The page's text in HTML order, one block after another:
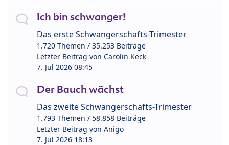
Ich bin schwanger!
Das erste Schwangerschafts-Trimester
1.720 Themen / 35.253 Beiträge
Letzter Beitrag von Carolin Keck
7. Jul 2026 08:45
Der Bauch wächst
Das zweite Schwangerschafts-Trimester
1.793 Themen / 58.858 Beiträge
Letzter Beitrag von Anigo
7. Jul 2026 18:13